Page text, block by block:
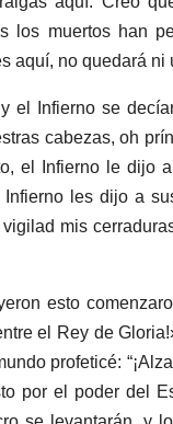
los muertos han
aquí, no quedará
el Infierno se
cabezas, oh
el Infierno le dijo
les dijo a
mis
esto
el Rey de
profeticé:
por el poder del